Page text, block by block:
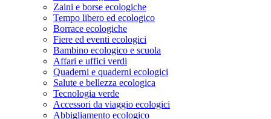
Zaini e borse ecologiche
Tempo libero ed ecologico
Borrace ecologiche
Fiere ed eventi ecologici
Bambino ecologico e scuola
Affari e uffici verdi
Quaderni e quaderni ecologici
Salute e bellezza ecologica
Tecnologia verde
Accessori da viaggio ecologici
Abbigliamento ecologico